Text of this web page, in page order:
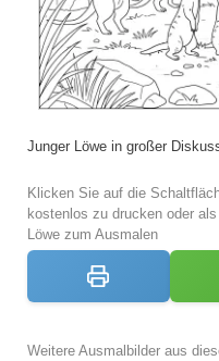
Junger Löwe in großer
Klicken Sie auf die
kostenlos zu drucken oder
Löwe zum Ausmalen
Weitere Ausmalbilder aus